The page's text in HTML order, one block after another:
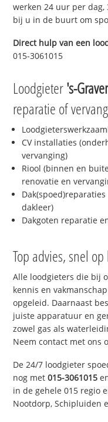
werken 24 uur per
bij u in de buurt om
Direct hulp van een
015-3061015
Loodgieter's-
reparatie of
CV installaties
vervanging)
Riool (binnen en
renovatie en
dakleer)
Dakgoten reparatie
Top advies, snel
Alle loodgieters die bij
kennis en
opgeleid. Daarnaast
juiste apparatuur en
zowel gas als
Neem contact met ons
De 24/7 loodgieter
nog met015-3061015
in de gehele 015 regio
Nootdorp, Schipluiden